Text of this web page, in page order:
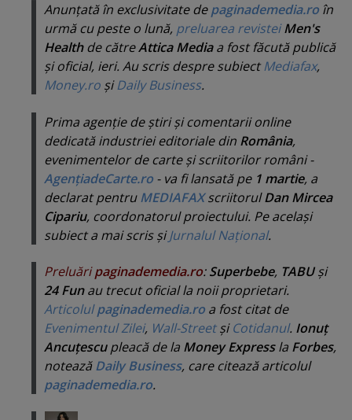
Anunţată în exclusivitate depaginademedia.ro în
urmă cu peste o lună, preluarea revistei Men's
Healthde cătreAttica Mediaa fost făcută publică
şi oficial, ieri. Au scris despre subiectMediafax,
Money.ro şiDaily Business.
Prima agenţie de ştiri şi comentarii online
dedicată industriei editoriale din România,
evenimentelor de carte şi scriitorilor români -
AgenţiadeCarte.ro - va fi lansată pe 1 martie, a
declarat pentru MEDIAFAXscriitorulDan Mircea
Cipariu, coordonatorul proiectului. Pe acelaşi
subiect a mai scris şiJurnalul Naţional.
Preluăripaginademedia.ro:Superbebe, TABUşi
24 Funau trecut oficial la noii proprietari.
Articolulpaginademedia.ro a fost citat de
Evenimentul Zilei, Wall-StreetşiCotidanul. Ionuţ
Ancuţescupleacă de la Money Expressla Forbes,
noteazăDaily Business, care citează articolul
paginademedia.ro.